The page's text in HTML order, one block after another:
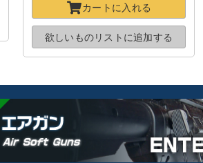
カートに入れる
欲しいものリストに追加する